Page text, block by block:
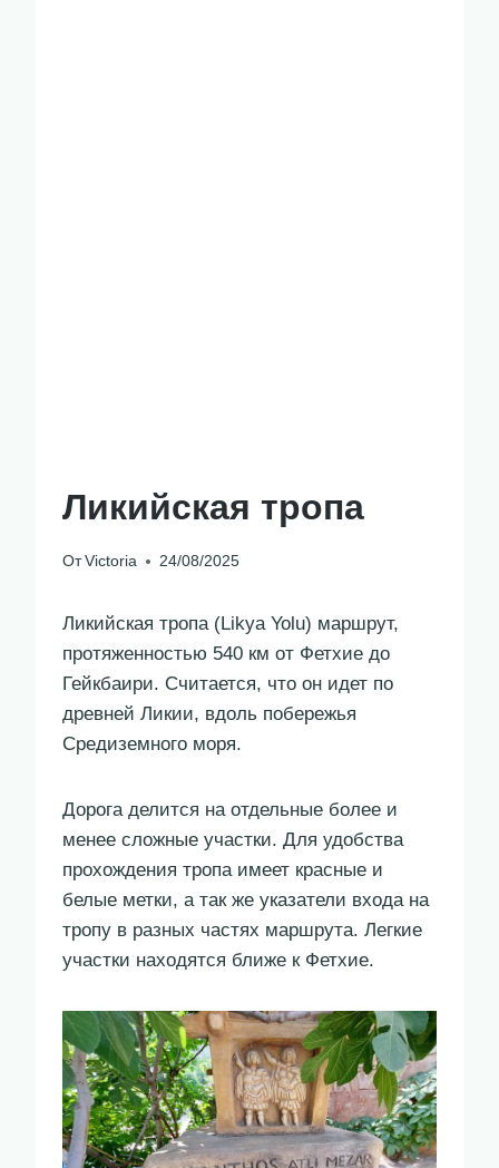
Ликийская тропа
От Victoria 24/08/2025
Ликийская тропа (Likya Yolu) маршрут,
протяженностью 540 км от Фетхие до
Гейкбаири. Считается, что он идет по
древней Ликии, вдоль побережья
Средиземного моря.
Дорога делится на отдельные более и
менее сложные участки. Для удобства
прохождения тропа имеет красные и
белые метки, а так же указатели входа на
тропу в разных частях маршрута. Легкие
участки находятся ближе к Фетхие.